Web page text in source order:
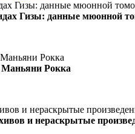
Гизы: данные мюонной
Маньяни Рокка
и нераскрытые